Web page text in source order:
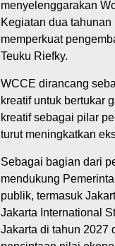
menyelenggarakan
Kegiatan dua
memperkuat
Teuku Riefky.
WCCE dirancang
kreatif untuk bertukar
kreatif sebagai pilar
turut meningkatkan
Sebagai bagian dari
mendukung
publik, termasuk
Jakarta International
Jakarta di tahun 2027